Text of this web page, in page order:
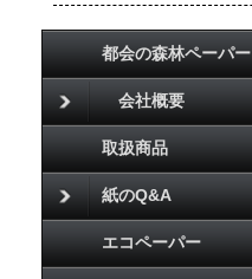
都会の森林ペーパー
会社概要
取扱商品
紙のQ&A
エコペーパー